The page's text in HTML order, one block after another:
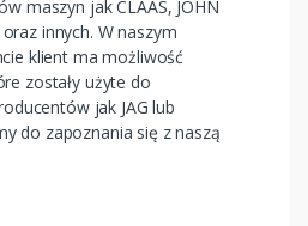
maszyn jak CLAAS, JOHN
oraz innych. W naszym
klient ma możliwość
zostały użyte do
jak JAG lub
do zapoznania się z naszą